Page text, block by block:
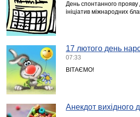
День спонтанного
ініціатив міжнародних
17 лютого день
07:33
ВІТАЄМО!
Анекдот вихідного